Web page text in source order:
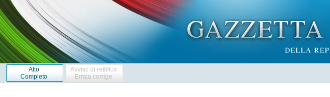
Atto
Completo
Avviso di rettifica
Errata corrige